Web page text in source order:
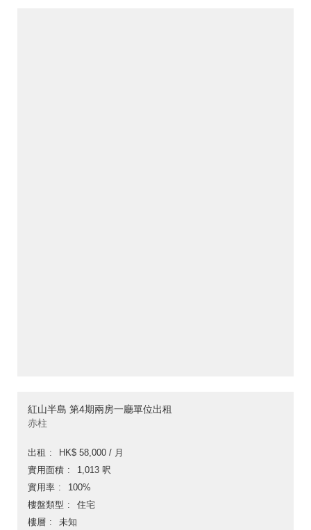
紅山半島 第4期兩房一廳單位出租
赤柱
出租
HK$ 58,000 / 月
實用面積
1,013 呎
實用率
100%
樓盤類型
住宅
樓層
未知